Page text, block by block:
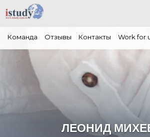
Команда Отзывы Контакты Work for
ЛЕОНИД